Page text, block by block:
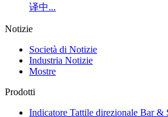
译中...
Notizie
Società di Notizie
Industria Notizie
Mostre
Prodotti
Indicatore Tattile direzionale Bar &